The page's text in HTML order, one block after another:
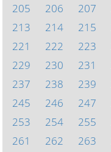
205
206 207
213
214 215
221
222 223
229
230 231
237
238 239
245
246 247
253
254 255
261
262 263